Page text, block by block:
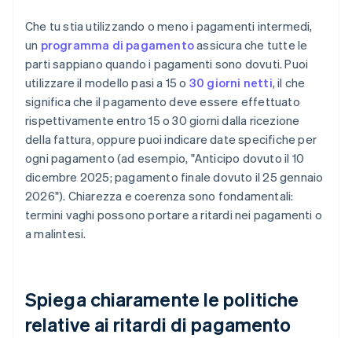
Che tu stia utilizzando o meno i pagamenti intermedi,
un programma di pagamentoassicura che tutte le
parti sappiano quando i pagamenti sono dovuti. Puoi
utilizzare il modello pasi a 15 o 30 giorni netti, il che
significa che il pagamento deve essere effettuato
rispettivamente entro 15 o 30 giorni dalla ricezione
della fattura, oppure puoi indicare date specifiche per
ogni pagamento (ad esempio, "Anticipo dovuto il 10
dicembre 2025; pagamento finale dovuto il 25 gennaio
2026"). Chiarezza e coerenza sono fondamentali:
termini vaghi possono portare a ritardi nei pagamenti o
a malintesi.
Spiega chiaramente le politiche
relative ai ritardi di pagamento